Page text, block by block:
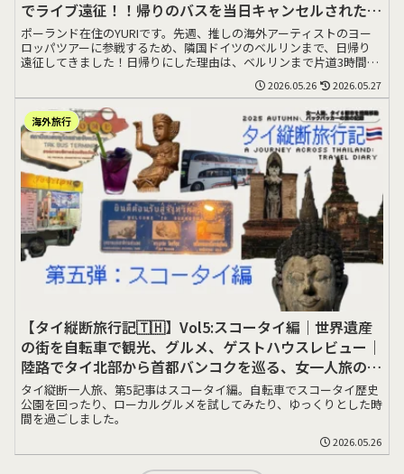
でライブ遠征！！帰りのバスを当日キャンセルされた
話。
ポーランド在住のYURIです。先週、推しの海外アーティストのヨー
ロッパツアーに参戦するため、隣国ドイツのベルリンまで、日帰り
遠征してきました！日帰りにした理由は、ベルリンまで片道3時間で
2026.05.26 2026.05.27
海外旅行
【タイ縦断旅行記🇹🇭】Vol5:スコータイ編｜世界遺産
の街を自転車で観光、グルメ、ゲストハウスレビュー｜
陸路でタイ北部から首都バンコクを巡る、女一人旅の記
録
タイ縦断一人旅、第5記事はスコータイ編。自転車でスコータイ歴史
公園を回ったり、ローカルグルメを試してみたり、ゆっくりとした時
間を過ごしました。
2026.05.26